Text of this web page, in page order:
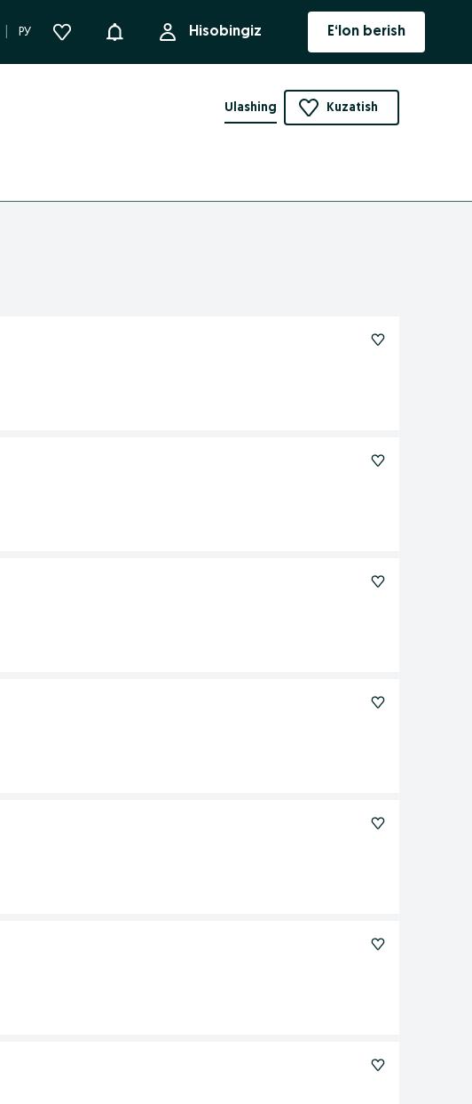
РУ Bildirishnoma Hisobingiz E‘lon berish
Kuzatish
Ulashing